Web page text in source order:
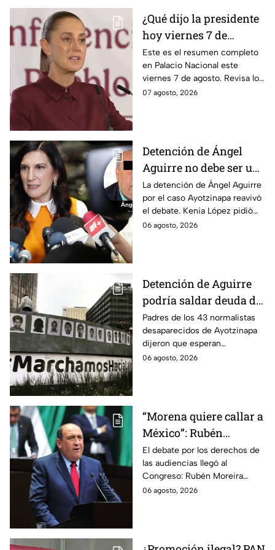
¿Qué dijo la presidente
hoy viernes 7 de
agosto? Resumen EN
VIVO
Este es el resumen completo
en Palacio Nacional este
viernes 7 de agosto. Revisa los
datos presentados y las
07 agosto, 2026
Detención de Ángel
Aguirre no debe ser un
distractor, pide Kenia
López; exige justicia
por caso Ayotzinapa
La detención de Ángel Aguirre
por el caso Ayotzinapa reavivó
el debate. Kenia López pidió
que no sea un distractor
06 agosto, 2026
Detención de Aguirre
podría saldar deuda de
justicia: padres de los
43 de Ayotzinapa
Padres de los 43 normalistas
desaparecidos de Ayotzinapa
dijeron que esperan
información oficial sobre la
06 agosto, 2026
“Morena quiere callar a
México”: Rubén
Moreira pide frenar
discusión de
lineamientos de
audiencias hasta
El debate por los derechos de
las audiencias llegó al
Congreso: Rubén Moreira
reclama una consulta con
06 agosto, 2026